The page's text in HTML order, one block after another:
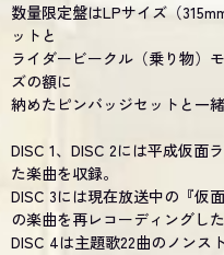
数量限定盤はLPサイズ（
ットと
ライダービークル（乗り物）
ズの額に
納めたピンバッジセットと一
DISC 1、DISC 2には平成仮面
た楽曲を収録。
DISC 3には現在放送中の『仮
の楽曲を再レコーディングした
DISC 4は主題歌22曲のノンス